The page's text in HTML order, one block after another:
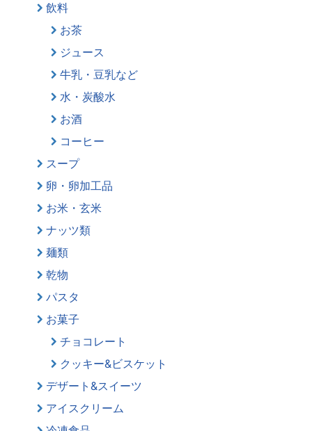
飲料
お茶
ジュース
牛乳・豆乳など
水・炭酸水
お酒
コーヒー
スープ
卵・卵加工品
お米・玄米
ナッツ類
麺類
乾物
パスタ
お菓子
チョコレート
クッキー&ビスケット
デザート&スイーツ
アイスクリーム